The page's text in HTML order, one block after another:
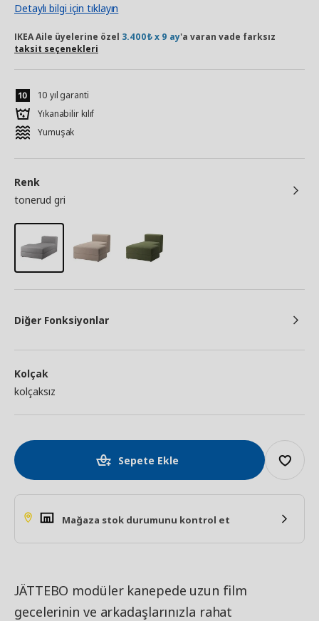
Detaylı bilgi için tıklayın
IKEA Aile üyelerine özel 3.400₺ x 9 ay'a varan vade farksız
taksit seçenekleri
10 yıl garanti
Yıkanabilir kılıf
Yumuşak
Renk
tonerud gri
Diğer Fonksiyonlar
Kolçak
kolçaksız
Sepete Ekle
Mağaza stok durumunu kontrol et
JÄTTEBO modüler kanepede uzun film
gecelerinin ve arkadaşlarınızla rahat